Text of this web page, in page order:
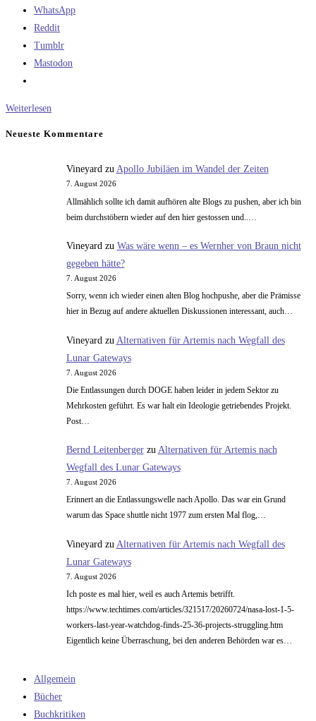
WhatsApp
Reddit
Tumblr
Mastodon
Weiterlesen
Neueste Kommentare
Vineyardzu Apollo Jubiläen im Wandel der Zeiten
7. August 2026
Allmählich sollte ich damit aufhören alte Blogs zu pushen, aber ich bin
beim durchstöbern wieder auf den hier gestossen und..…
Vineyard zu Was wäre wenn – es Wernher von Braun nicht
gegeben hätte?
7. August 2026
Sorry, wenn ich wieder einen alten Blog hochpushe, aber die Prämisse
hier in Bezug auf andere aktuellen Diskussionen interessant, auch…
Vineyard zu Alternativen für Artemis nach Wegfall des
Lunar Gateways
7. August 2026
Die Entlassungen durch DOGE haben leider in jedem Sektor zu
Mehrkosten geführt. Es war halt ein Ideologie getriebendes Projekt.
Post…
Bernd Leitenbergerzu Alternativen für Artemis nach
Wegfall des Lunar Gateways
7. August 2026
Erinnert an die Entlassungswelle nach Apollo. Das war ein Grund
warum das Space shuttle nicht 1977 zum ersten Mal flog,…
Vineyard zu Alternativen für Artemis nach Wegfall des
Lunar Gateways
7. August 2026
Ich poste es mal hier, weil es auch Artemis betrifft.
https://www.techtimes.com/articles/321517/20260724/nasa-lost-1-5-
workers-last-year-watchdog-finds-25-36-projects-struggling.htm
Eigentlich keine Überraschung, bei den anderen Behörden war es…
Allgemein
Bücher
Buchkritiken